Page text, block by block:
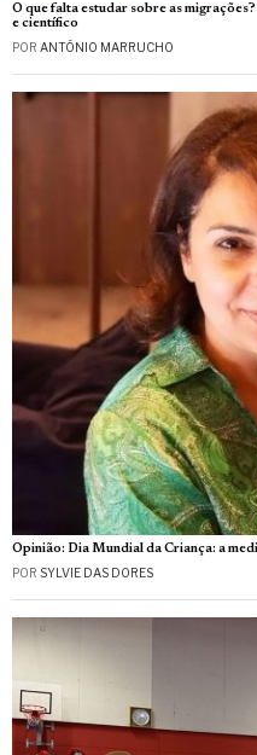
O que falta estudar sobre as
e científico
POR ANTÓNIO MARRUCHO
Opinião: Dia Mundial da Criança: a
POR SYLVIE DAS DORES